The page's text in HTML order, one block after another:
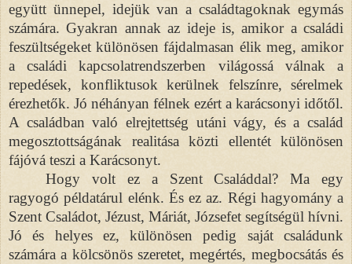
együtt ünnepel, idejük van a családtagoknak egymás
számára. Gyakran annak az ideje is, amikor a családi
feszültségeket különösen fájdalmasan élik meg, amikor
a családi kapcsolatrendszerben világossá válnak a
repedések, konfliktusok kerülnek felszínre, sérelmek
érezhetők. Jó néhányan félnek ezért a karácsonyi időtől.
A családban való elrejtettség utáni vágy, és a család
megosztottságának realitása közti ellentét különösen
fájóvá teszi a Karácsonyt.
Hogy volt ez a Szent Családdal? Ma egy
ragyogó példatárul elénk. És ez az. Régi hagyomány a
Szent Családot, Jézust, Máriát, Józsefet segítségül hívni.
Jó és helyes ez, különösen pedig saját családunk
számára a kölcsönös szeretet, megértés, megbocsátás és